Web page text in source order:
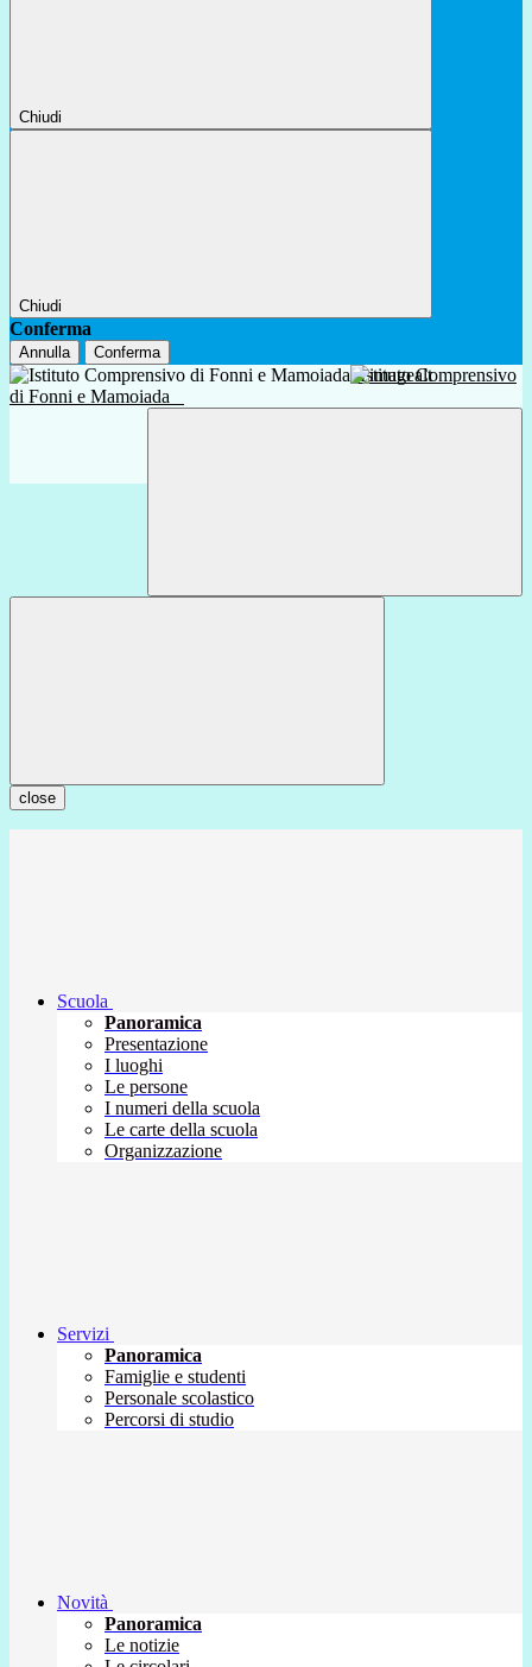
Chiudi
Chiudi
Conferma
Annulla Conferma
Istituto Comprensivo
di Fonni e Mamoiada
close
Scuola
Panoramica
Presentazione
I luoghi
Le persone
I numeri della scuola
Le carte della scuola
Organizzazione
Servizi
Panoramica
Famiglie e studenti
Personale scolastico
Percorsi di studio
Novità
Panoramica
Le notizie